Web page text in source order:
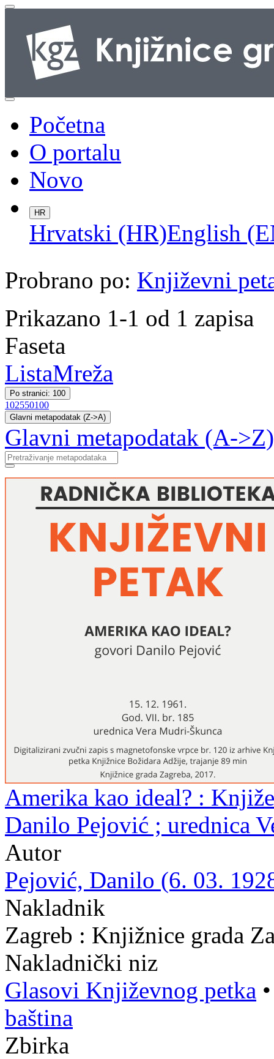
Početna
O portalu
Novo
HR
Hrvatski (HR)English
Probrano po: Književni
Prikazano 1-1 od 1 zapisa
Faseta
ListaMreža
Po stranici: 100
102550100
Glavni metapodatak (Z->A)
Glavni metapodatak (A->Z)
Amerika kao ideal? :
Danilo Pejović ; urednica
Autor
Pejović, Danilo (6. 03.
Nakladnik
Zagreb : Knjižnice grada
Nakladnički niz
Glasovi Književnog petka
baština
Zbirka